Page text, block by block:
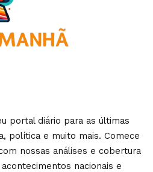
portal diário para as últimas
política e muito mais. Comece
nossas análises e cobertura
nacionais e